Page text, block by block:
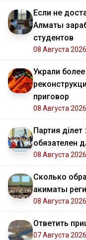
Если не
Алматы
студентов
08 Августа
Украли
приговор
08 Августа
Партия
обязателен
08 Августа
Сколько
акиматы
08 Августа
Ответить
07 Августа